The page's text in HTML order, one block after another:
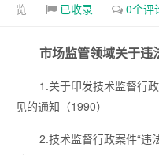
览
已收录 0个评
市场监管领域关于违
1.关于印发技术监督行
见的通知（1990）
2.技术监督行政案件“违